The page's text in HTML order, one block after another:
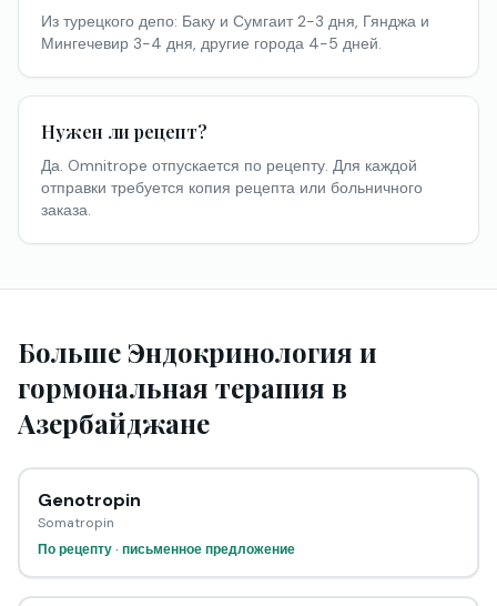
Из турецкого депо: Баку и Сумгаит 2-3 дня, Гянджа и
Мингечевир 3-4 дня, другие города 4-5 дней.
Нужен ли рецепт?
Да. Omnitrope отпускается по рецепту. Для каждой
отправки требуется копия рецепта или больничного
заказа.
Больше Эндокринология и
гормональная терапия в
Азербайджане
Genotropin
Somatropin
По рецепту · письменное предложение